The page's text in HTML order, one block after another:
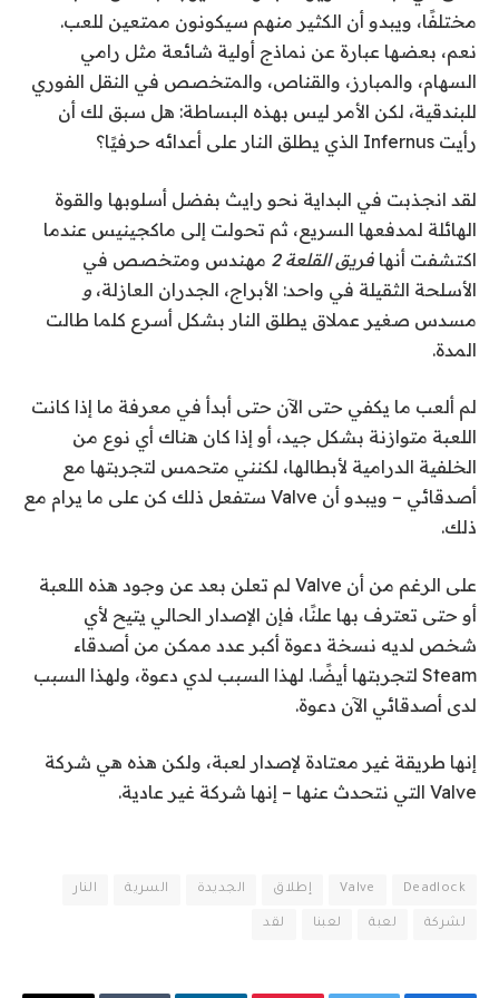
مختلفًا، ويبدو أن الكثير منهم سيكونون ممتعين للعب.
نعم، بعضها عبارة عن نماذج أولية شائعة مثل رامي
السهام، والمبارز، والقناص، والمتخصص في النقل الفوري
للبندقية، لكن الأمر ليس بهذه البساطة: هل سبق لك أن
رأيت Infernus الذي يطلق النار على أعدائه حرفيًا؟
لقد انجذبت في البداية نحو رايث بفضل أسلوبها والقوة
الهائلة لمدفعها السريع، ثم تحولت إلى ماكجينيس عندما
اكتشفت أنها فريق القلعة 2
مهندس ومتخصص في
الأسلحة الثقيلة في واحد: الأبراج، الجدران العازلة، و
مسدس صغير عملاق يطلق النار بشكل أسرع كلما طالت
المدة.
لم ألعب ما يكفي حتى الآن حتى أبدأ في معرفة ما إذا كانت
اللعبة متوازنة بشكل جيد، أو إذا كان هناك أي نوع من
الخلفية الدرامية لأبطالها، لكنني متحمس لتجربتها مع
أصدقائي – ويبدو أن Valve ستفعل ذلك كن على ما يرام مع
ذلك.
على الرغم من أن Valve لم تعلن بعد عن وجود هذه اللعبة
أو حتى تعترف بها علنًا، فإن الإصدار الحالي يتيح لأي
شخص لديه نسخة دعوة أكبر عدد ممكن من أصدقاء
Steam لتجربتها أيضًا. لهذا السبب لدي دعوة، ولهذا السبب
لدى أصدقائي الآن دعوة.
إنها طريقة غير معتادة لإصدار لعبة، ولكن هذه هي شركة
Valve التي نتحدث عنها – إنها شركة غير عادية.
Deadlock
Valve إطلاق الجديدة السرية النار
لشركة لعبة لعبنا لقد